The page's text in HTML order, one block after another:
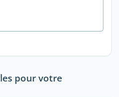
pour votre